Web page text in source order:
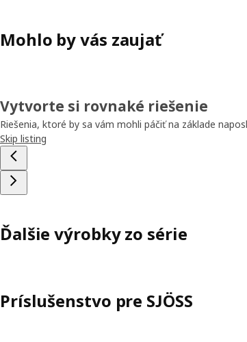
Mohlo by vás zaujať
Vytvorte si rovnaké riešenie
Riešenia, ktoré by sa vám mohli páčiť na základe
Skip listing
Ďalšie výrobky zo série
Príslušenstvo pre SJÖSS